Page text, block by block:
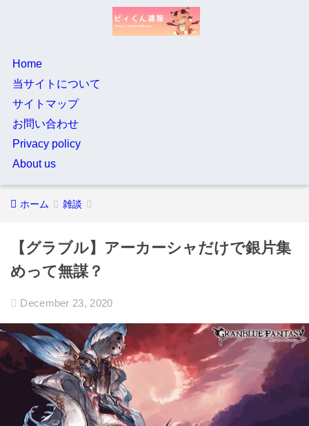
Home
当サイトについて
サイトマップ
お問い合わせ
Privacy policy
About us
ホーム 雑談
【グラブル】アーカーシャだけで銀片集
めって無謀？
December 23, 2020